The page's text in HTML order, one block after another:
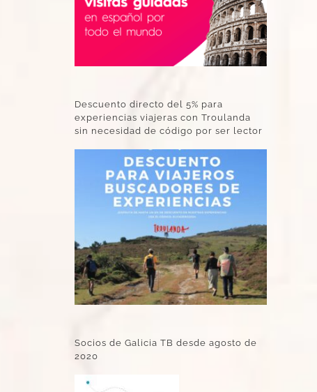
Descuento directo del 5% para
experiencias viajeras con Troulanda
sin necesidad de código por ser lector
Socios de Galicia TB desde agosto de
2020